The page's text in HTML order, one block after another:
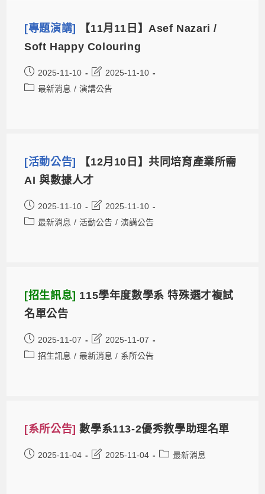
[專題演講]
【11月11日】Asef Nazari /
Soft Happy Colouring
2025-11-10
2025-11-10
最新消息 / 演講公告
[活動公告]
【12月10日】共同培育產業所需
AI 與數據人才
2025-11-10
2025-11-10
最新消息 / 活動公告 / 演講公告
[招生訊息] 115學年度數學系 特殊選才複試
名單公告
2025-11-07
2025-11-07
招生訊息 / 最新消息 / 系所公告
[系所公告]數學系113-2優秀教學助理名單
2025-11-04 2025-11-04 最新消息